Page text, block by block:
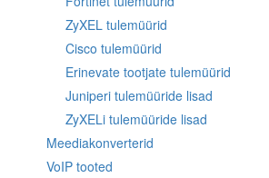
ZyXEL tulemüürid
Cisco tulemüürid
Erinevate tootjate tulemüürid
Juniperi tulemüüride lisad
ZyXELi tulemüüride lisad
Meediakonverterid
VoIP tooted